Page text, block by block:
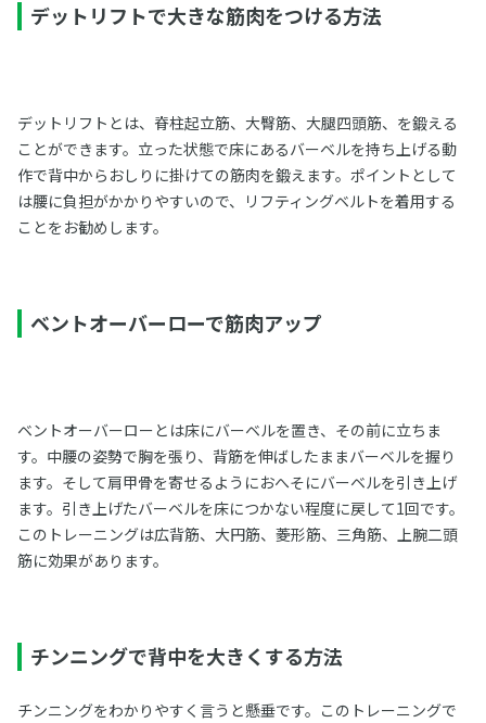
デットリフトで大きな筋肉をつける方法
デットリフトとは、脊柱起立筋、大臀筋、大腿四頭筋、を鍛える
ことができます。立った状態で床にあるバーベルを持ち上げる動
作で背中からおしりに掛けての筋肉を鍛えます。ポイントとして
は腰に負担がかかりやすいので、リフティングベルトを着用する
ことをお勧めします。
ベントオーバーローで筋肉アップ
ベントオーバーローとは床にバーベルを置き、その前に立ちま
す。中腰の姿勢で胸を張り、背筋を伸ばしたままバーベルを握り
ます。そして肩甲骨を寄せるようにおへそにバーベルを引き上げ
ます。引き上げたバーベルを床につかない程度に戻して1回です。
このトレーニングは広背筋、大円筋、菱形筋、三角筋、上腕二頭
筋に効果があります。
チンニングで背中を大きくする方法
チンニングをわかりやすく言うと懸垂です。このトレーニングで